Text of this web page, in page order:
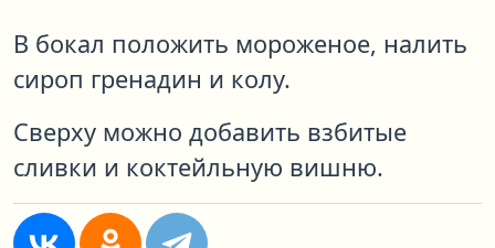
В бокал положить мороженое, налить
сироп гренадин и колу.
Сверху можно добавить взбитые
сливки и коктейльную вишню.